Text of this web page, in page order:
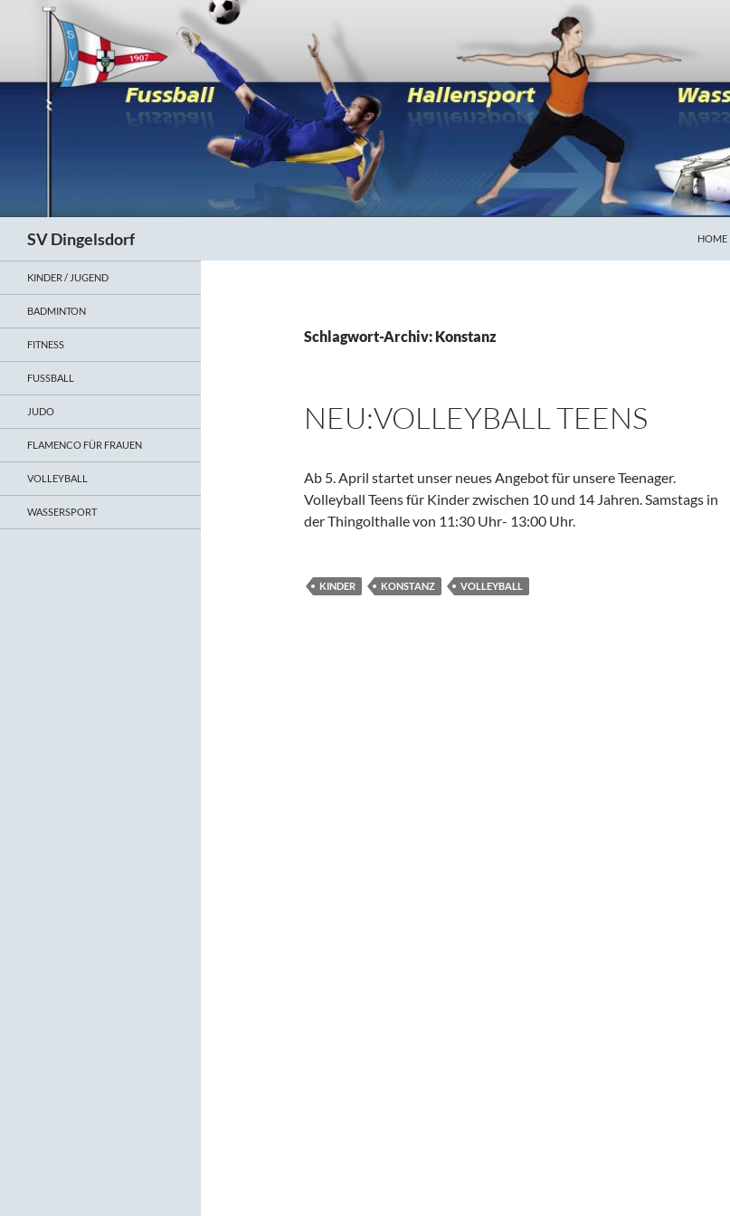
SV Dingelsdorf HOME
Schlagwort-Archiv: Konstanz
NEU:VOLLEYBALL TEENS
Ab 5. April startet unser neues Angebot für unsere Teenager.
Volleyball Teens für Kinder zwischen 10 und 14 Jahren. Samstags in
der Thingolthalle von 11:30 Uhr- 13:00 Uhr.
KINDER KONSTANZ VOLLEYBALL
KINDER / JUGEND
BADMINTON
FITNESS
FUSSBALL
JUDO
FLAMENCO FÜR FRAUEN
VOLLEYBALL
WASSERSPORT